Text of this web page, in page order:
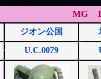
MG
ジオン公国
U.C.0079